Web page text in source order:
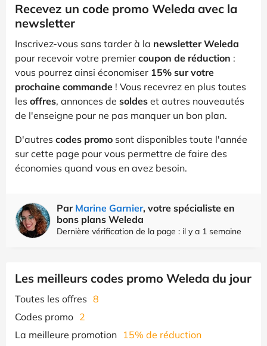
Recevez un code promo Weleda avec la
newsletter
Inscrivez-vous sans tarder à la newsletter Weleda
pour recevoir votre premier coupon de réduction :
vous pourrez ainsi économiser 15% sur votre
prochaine commande ! Vous recevrez en plus toutes
les offres, annonces de soldes et autres nouveautés
de l'enseigne pour ne pas manquer un bon plan.
D'autres codes promo sont disponibles toute l'année
sur cette page pour vous permettre de faire des
économies quand vous en avez besoin.
Par Marine Garnier, votre spécialiste en
bons plans Weleda
Dernière vérification de la page : il y a 1 semaine
Les meilleurs codes promo Weleda du jour
Toutes les offres 8
Codes promo 2
La meilleure promotion 15% de réduction